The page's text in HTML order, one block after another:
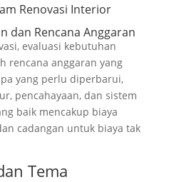
Renovasi Interior
dan Rencana Anggaran
evaluasi kebutuhan
rencana anggaran yang
yang perlu diperbarui,
pencahayaan, dan sistem
baik mencakup biaya
cadangan untuk biaya tak
Tema